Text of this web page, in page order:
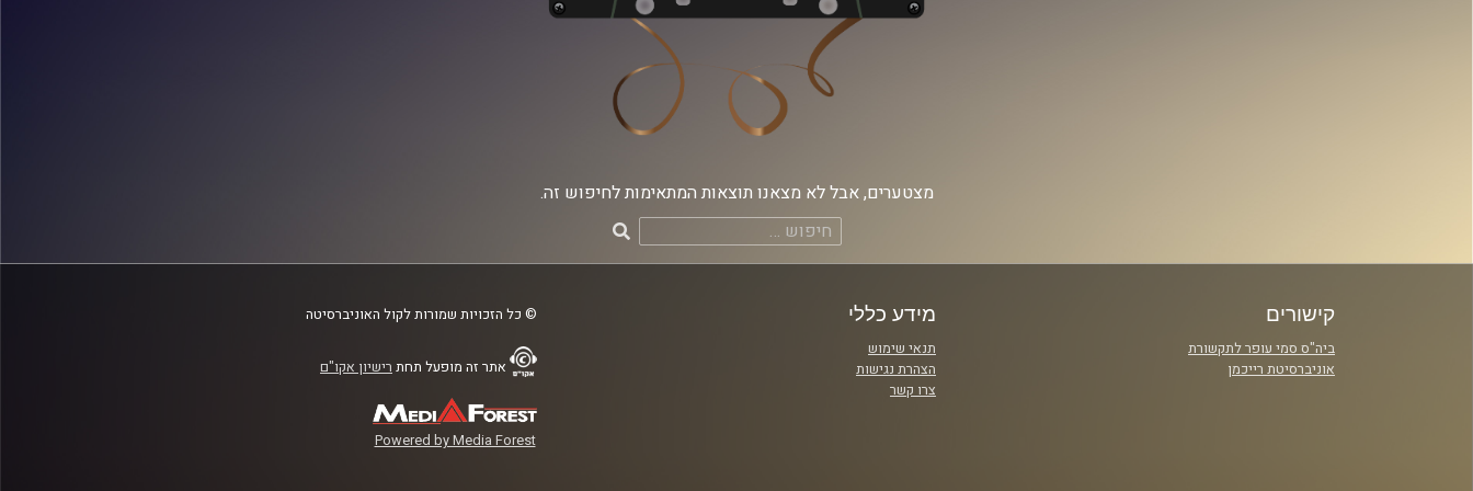
מצטערים, אבל לא מצאנו תוצאות המתאימות לחיפוש זה.
חיפוש:
קישורים
ביה"ס סמי עופר לתקשורת
אוניברסיטת רייכמן
מידע כללי
תנאי שימוש
הצהרת נגישות
צרו קשר
© כל הזכויות שמורות לקול האוניברסיטה
אתר זה מופעל תחת רישיון אקו"ם
Powered by Media Forest